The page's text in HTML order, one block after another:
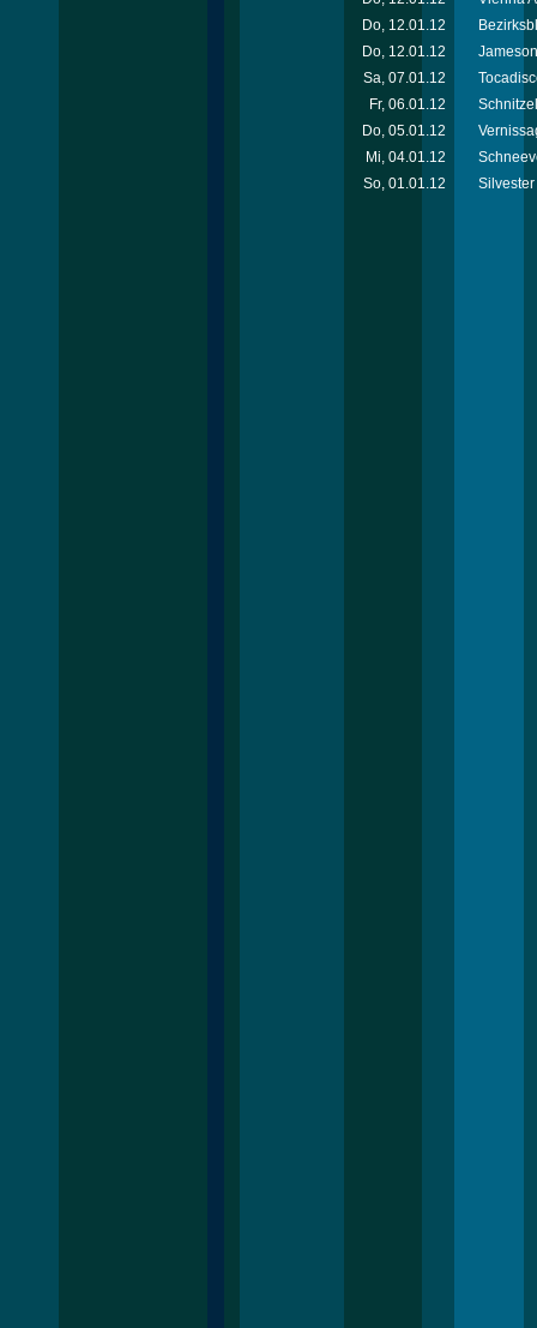
Do, 12.01.12
Do, 12.01.12
Sa, 07.01.12
Fr, 06.01.12
Do, 05.01.12
Mi, 04.01.12
So, 01.01.12